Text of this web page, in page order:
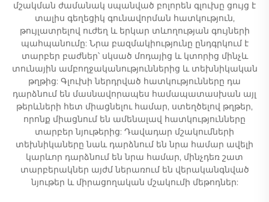
մշակման ժամանակ սպանված բոլորեն գլուխը ցույց է
տալիս գեղեցիկ գունավորման հատկություն,
թույլատրելով ուժեղ և երկար տևողության գույների
պահպանումը: Նրա բազմակիությունը ընդգրկում է
տարբեր բաժներ՝ սկսած մոդայից և կտորից մինչև
տունային ամբողջականություններից և տեխնիկական
թղթից: Գլուխի ներդրված հատկությունները դա
դարձնում են մասնավորապես համապատասխան այլ
թերևների հետ միացնելու համար, ստեղծելով թղթեր,
որոնք միացնում են ամենալավ հատկությունները
տարբեր նյութերից: Դավադար մշակումների
տեխնիկաները նաև դարձնում են նրա համար ավելի
կարևոր դարձնում են նրա համար, մինչդեռ շատ
տարբերակներ այժմ ներառում են վերականգնված
նյութեր և միրացողական մշակումի մեթոդներ: